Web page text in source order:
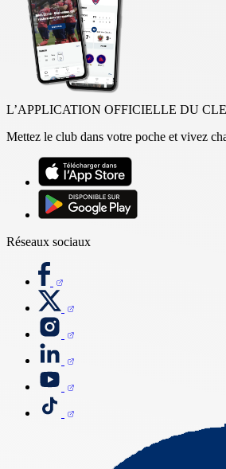
L’APPLICATION OFFICIELLE DU
Mettez le club dans votre poche et vivez
Réseaux sociaux